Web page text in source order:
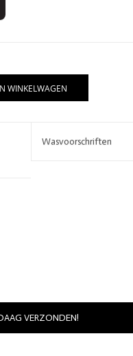
WINKELWAGEN
Wasvoorschriften
VERZONDEN!